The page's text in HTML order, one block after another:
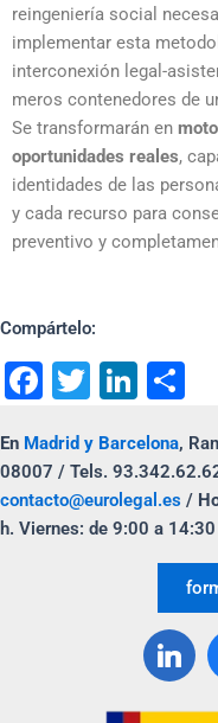
reingeniería social
implementar esta
interconexión legal-
meros contenedores de
Se transformarán en
oportunidades reales,
identidades de las
y cada recurso para
preventivo y
Compártelo:
F
c
e
b
T
tt
er
Li
k
e
dI
n
m
p
ar
En Madrid y Barcelona,
08007 / Tels.
contacto@eurolegal.es /
h. Viernes: de 9:00 a 14:30